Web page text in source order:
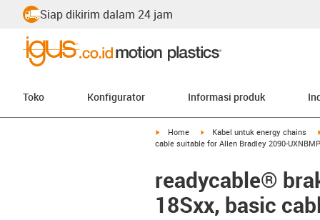
Siap dikirim dalam 24 jam
Toko Konfigurator Informasi produk
igus-icon-arrow-right
Home igus-icon-arrow-right
Kabel untuk energy chains
cable suitable for Allen Bradley 2090-
readycable®
18Sxx, basic